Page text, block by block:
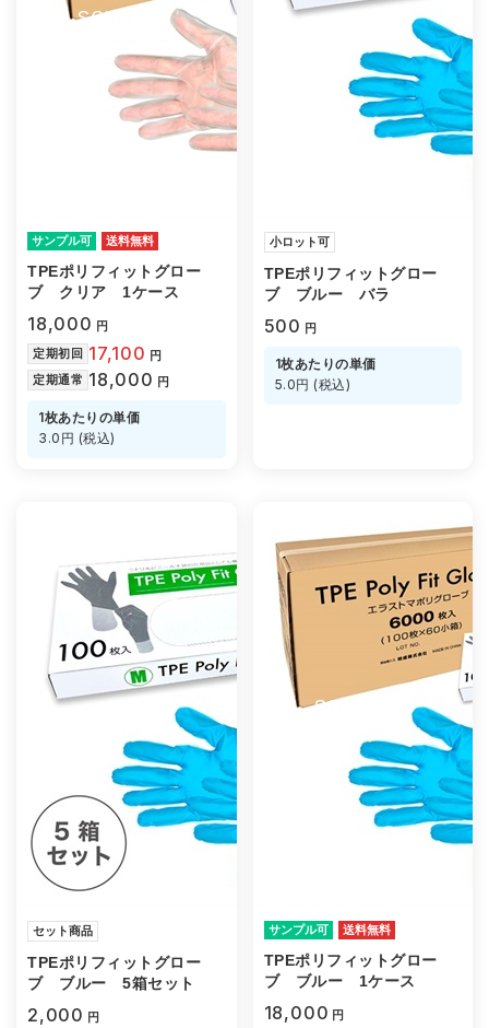
SOLD OUT
サンプル可 送料無料
TPEポリフィットグロー
ブ クリア 1ケース
18,000 円
定期初回 17,100 円
定期通常 18,000 円
1枚あたりの単価
3.0円 (税込)
小ロット可
TPEポリフィットグロー
ブ ブルー バラ
500 円
1枚あたりの単価
5.0円 (税込)
セット商品
TPEポリフィットグロー
ブ ブルー 5箱セット
2,000 円
SOLD OUT
サンプル可 送料無料
TPEポリフィットグロー
ブ ブルー 1ケース
18,000 円